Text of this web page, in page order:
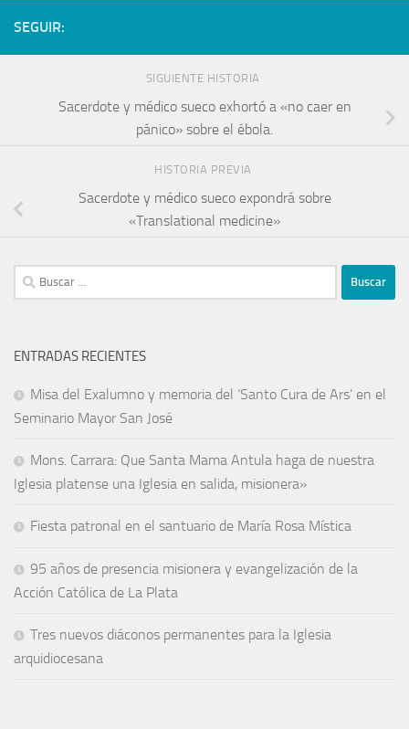
SEGUIR:
SIGUIENTE HISTORIA
Sacerdote y médico sueco exhortó a «no caer en
pánico» sobre el ébola.
HISTORIA PREVIA
Sacerdote y médico sueco expondrá sobre
«Translational medicine»
ENTRADAS RECIENTES
Misa del Exalumno y memoria del ‘Santo Cura de Ars’ en el
Seminario Mayor San José
Mons. Carrara: Que Santa Mama Antula haga de nuestra
Iglesia platense una Iglesia en salida, misionera»
Fiesta patronal en el santuario de María Rosa Mística
95 años de presencia misionera y evangelización de la
Acción Católica de La Plata
Tres nuevos diáconos permanentes para la Iglesia
arquidiocesana